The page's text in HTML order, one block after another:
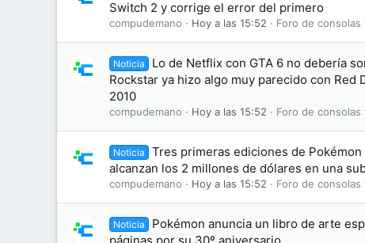
Switch 2 y corrige el error del primero
compudemano Hoy a las 15:52 Foro de consolas
Noticia
Lo de Netflix con GTA 6 no debería
Rockstar ya hizo algo muy parecido con Red
2010
compudemano Hoy a las 15:52 Foro de consolas
Noticia
Tres primeras ediciones de
alcanzan los 2 millones de dólares en una
compudemano Hoy a las 15:52 Foro de consolas
Noticia
Pokémon anuncia un libro de arte